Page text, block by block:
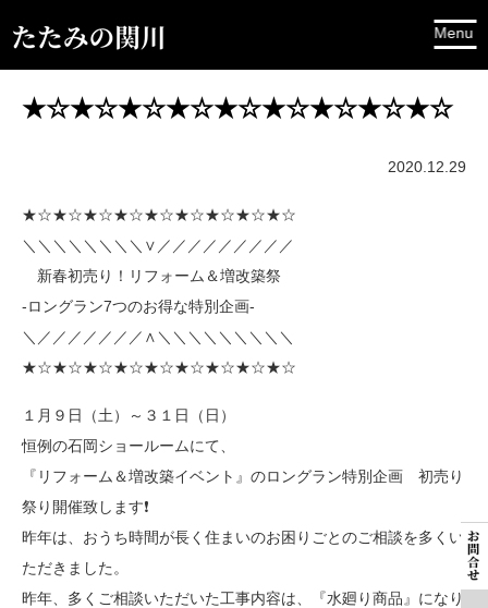
★☆★☆★☆★☆★☆★☆★☆★☆★☆
2020.12.29
★☆★☆★☆★☆★☆★☆★☆★☆★☆
＼＼＼＼＼＼＼＼∨／／／／／／／／／
新春初売り！リフォーム＆増改築祭
‐ロングラン7つのお得な特別企画‐
＼／／／／／／／∧＼＼＼＼＼＼＼＼＼
★☆★☆★☆★☆★☆★☆★☆★☆★☆
１月９日（土）～３１日（日）
恒例の石岡ショールームにて、
『リフォーム＆増改築イベント』のロングラン特別企画 初売り
祭り開催致します❗
昨年は、おうち時間が長く住まいのお困りごとのご相談を多くい
ただきました。
昨年、多くご相談いただいた工事内容は、『水廻り商品』になり